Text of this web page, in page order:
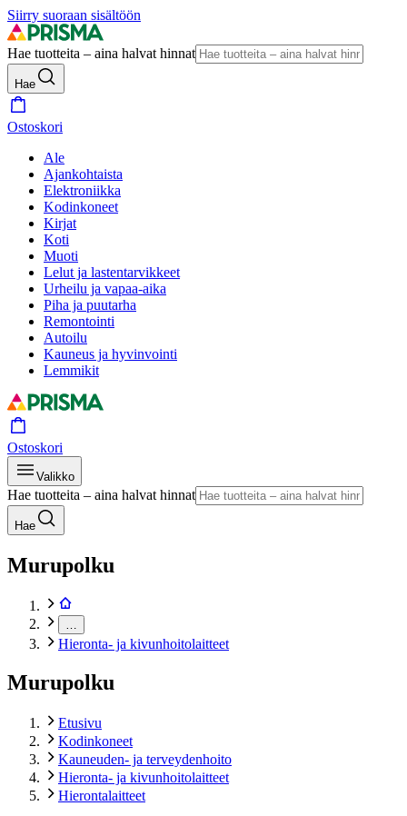
Siirry suoraan sisältöön
Hae tuotteita – aina halvat hinnat
Hae
Ostoskori
Ale
Ajankohtaista
Elektroniikka
Kodinkoneet
Kirjat
Koti
Muoti
Lelut ja lastentarvikkeet
Urheilu ja vapaa-aika
Piha ja puutarha
Remontointi
Autoilu
Kauneus ja hyvinvointi
Lemmikit
Ostoskori
Valikko
Hae tuotteita – aina halvat hinnat
Hae
Murupolku
Hieronta- ja kivunhoitolaitteet
Murupolku
Etusivu
Kodinkoneet
Kauneuden- ja terveydenhoito
Hieronta- ja kivunhoitolaitteet
Hierontalaitteet